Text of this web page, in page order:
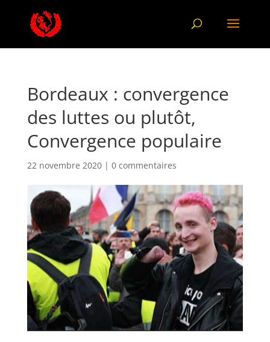
Bordeaux : convergence
des luttes ou plutôt,
Convergence populaire
22 novembre 2020| 0 commentaires